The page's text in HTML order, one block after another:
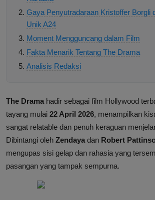
Gaya Penyutradaraan Kristoffer Borgli
Unik A24
Moment Mengguncang dalam Film
Fakta Menarik Tentang The Drama
Analisis Redaksi
The Drama hadir sebagai film Hollywood
tayang mulai 22 April 2026, menampilkan
sangat relatable dan penuh keraguan
Dibintangi oleh Zendaya dan Robert
mengupas sisi gelap dan rahasia yang
pasangan yang tampak sempurna.